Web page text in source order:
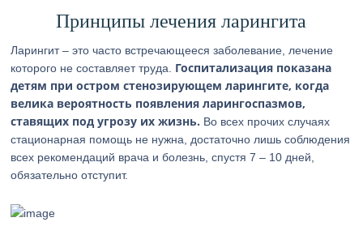
Принципы лечения ларингита
Ларингит – это часто встречающееся заболевание, лечение
которого не составляет труда. Госпитализация показана
детям при остром стенозирующем ларингите, когда
велика вероятность появления ларингоспазмов,
ставящих под угрозу их жизнь. Во всех прочих случаях
стационарная помощь не нужна, достаточно лишь соблюдения
всех рекомендаций врача и болезнь, спустя 7 – 10 дней,
обязательно отступит.